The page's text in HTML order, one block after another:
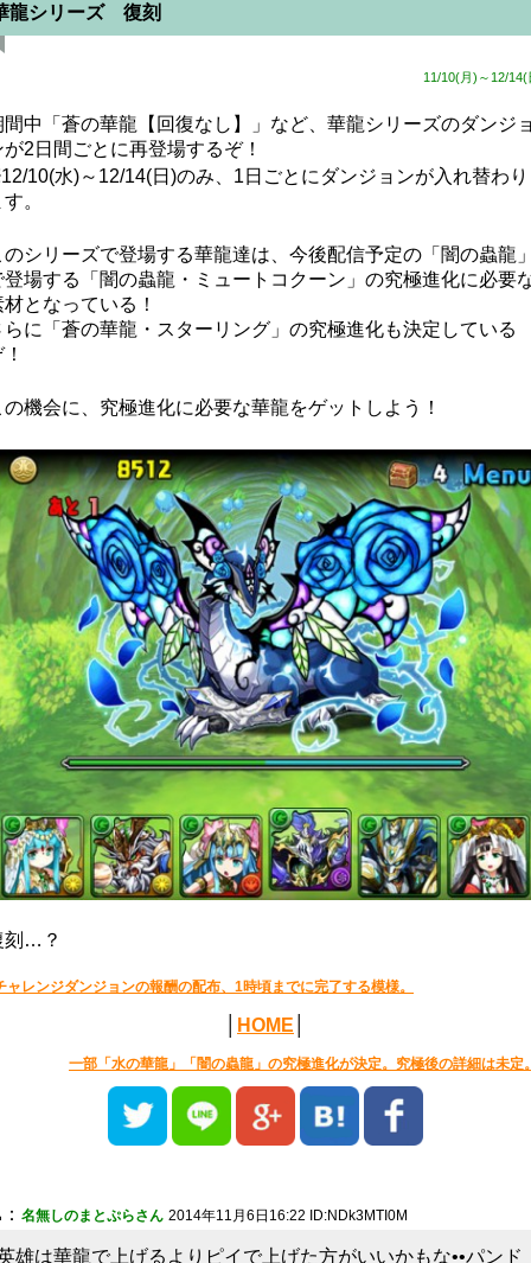
龍シリーズ 復刻
11/10(月)～12/14(
間中「蒼の華龍【回復なし】」など、華龍シリーズのダンジ
が2日間ごとに再登場するぞ！
10(水)～12/14(日)のみ、1日ごとにダンジョンが入れ替わり
。
のシリーズで登場する華龍達は、今後配信予定の「闇の蟲龍
登場する「闇の蟲龍・ミュートコクーン」の究極進化に必要
材となっている！
らに「蒼の華龍・スターリング」の究極進化も決定している
の機会に、究極進化に必要な華龍をゲットしよう！
刻…？
ャレンジダンジョンの報酬の配布、1時頃までに完了する模様。
HOME
一部「水の華龍」「闇の蟲龍」の究極進化が決定。究極後の詳細は未定
： 名無しのまとぷらさん 2014年11月6日16:22 ID:NDk3MTI0M
雄は華龍で上げるよりピイで上げた方がいいかもな••パンド